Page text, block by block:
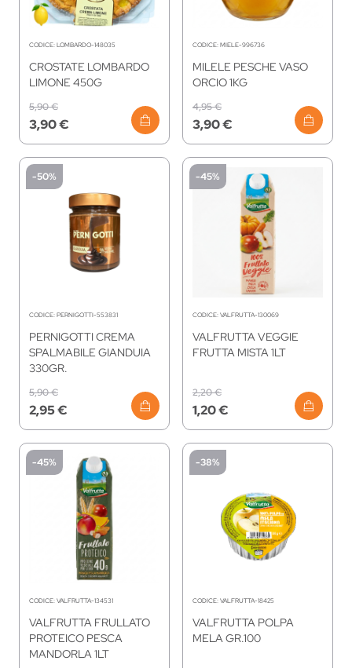
CODICE: LOMBARDO-148035
CROSTATE LOMBARDO
LIMONE 450G
3,90 €
5,90 €
CODICE: MIELE-996736
MILELE PESCHE VASO
ORCIO 1KG
3,90 €
4,95 €
-50%
CODICE: PERNIGOTTI-553831
PERNIGOTTI CREMA
SPALMABILE GIANDUIA
330GR.
2,95 €
5,90 €
-45%
CODICE: VALFRUTTA-130069
VALFRUTTA VEGGIE
FRUTTA MISTA 1LT
1,20 €
2,20 €
-45%
CODICE: VALFRUTTA-134531
VALFRUTTA FRULLATO
PROTEICO PESCA
MANDORLA 1LT
-38%
CODICE: VALFRUTTA-18425
VALFRUTTA POLPA
MELA GR.100